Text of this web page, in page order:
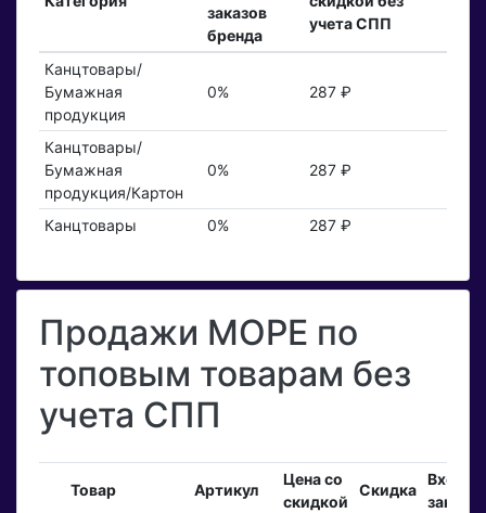
заказов
бренда
учета СПП
Канцтовары/
Бумажная
продукция
0% 287 ₽
Канцтовары/
Бумажная
продукция/Картон
0% 287 ₽
Канцтовары 0% 287 ₽
Продажи МОРЕ по
топовым товарам без
учета СПП
Товар Артикул
Цена со
скидкой
Скидка
заказы